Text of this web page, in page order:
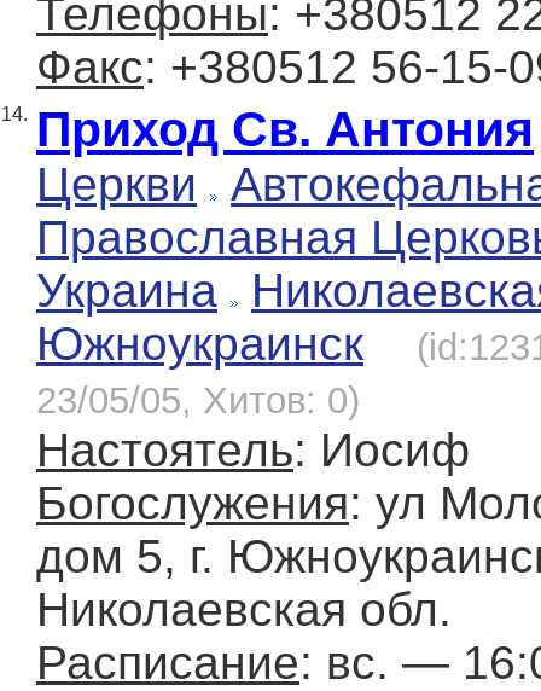
Телефоны: +380512
Факс: +380512 56-15-
14. Приход Св. Антония
Церкви
Православная
Украина
Южноукраинск
23/05/05, Хитов: 0)
Настоятель: Иосиф
Богослужения: ул
дом 5, г.
Николаевская обл.
Расписание: вс. —